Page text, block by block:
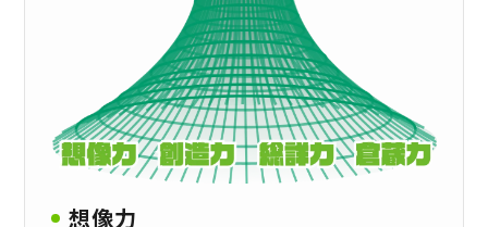
想像力